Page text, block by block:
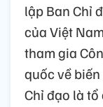
lập Ban Chỉ
của Việt
tham gia
quốc về
Chỉ đạo là